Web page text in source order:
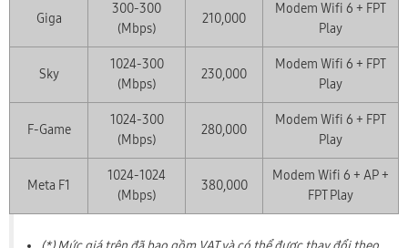
Giga
300-300
(Mbps)
210,000
Modem Wifi 6 + FPT
Play
Sky
1024-300
(Mbps)
230,000
Modem Wifi 6 + FPT
Play
F-Game
1024-300
(Mbps)
280,000
Modem Wifi 6 + FPT
Play
Meta F1
1024-1024
(Mbps)
380,000
Modem Wifi 6 + AP +
FPT Play